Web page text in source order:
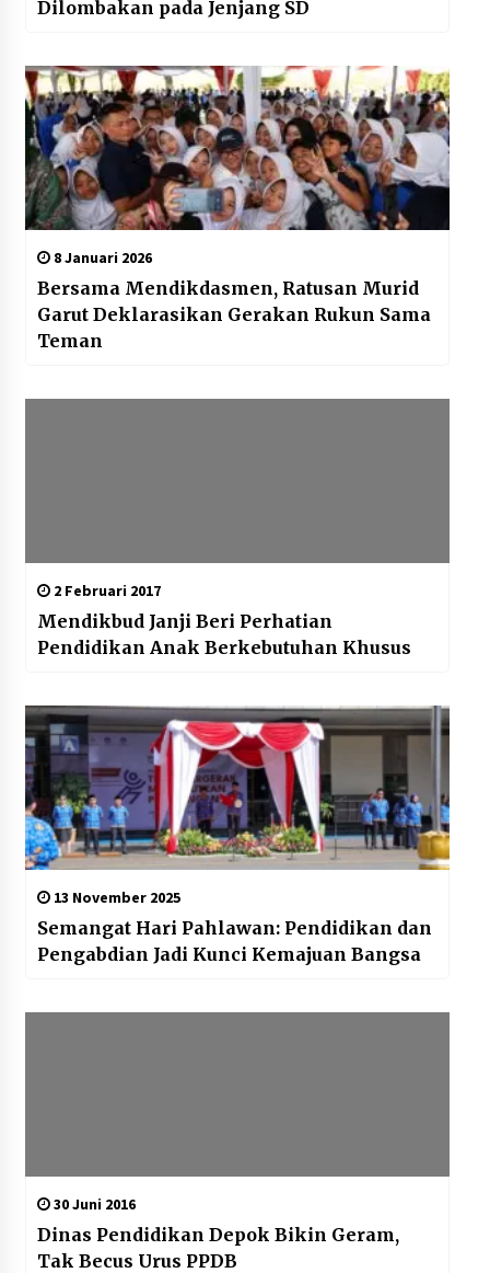
Dilombakan pada Jenjang SD
8 Januari 2026
Bersama Mendikdasmen, Ratusan Murid
Garut Deklarasikan Gerakan Rukun Sama
Teman
2 Februari 2017
Mendikbud Janji Beri Perhatian
Pendidikan Anak Berkebutuhan Khusus
13 November 2025
Semangat Hari Pahlawan: Pendidikan dan
Pengabdian Jadi Kunci Kemajuan Bangsa
30 Juni 2016
Dinas Pendidikan Depok Bikin Geram,
Tak Becus Urus PPDB